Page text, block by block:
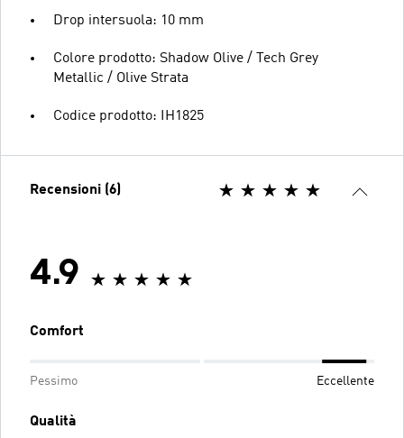
Drop intersuola: 10 mm
Colore prodotto: Shadow Olive / Tech Grey
Metallic / Olive Strata
Codice prodotto: IH1825
Recensioni (6)
4.9
Comfort
Pessimo Eccellente
Qualità